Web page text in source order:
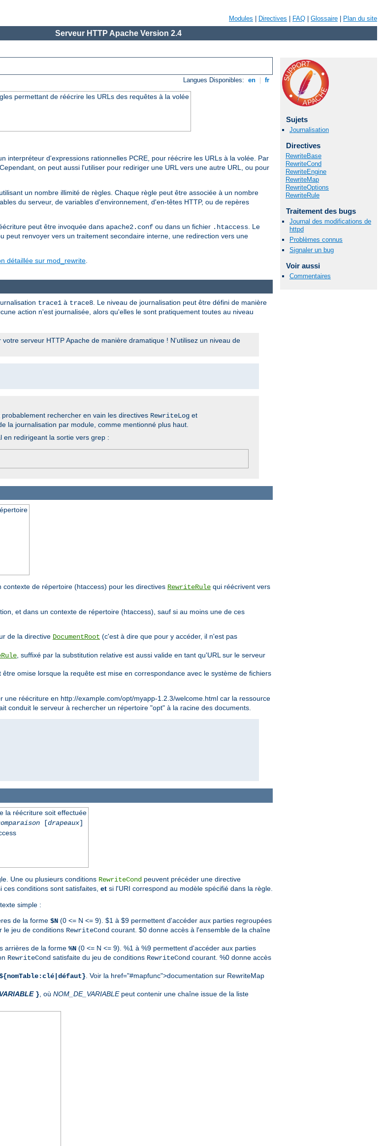
Modules Directives FAQ Glossaire Plan du site
Serveur HTTP Apache Version 2.4
Langues Disponibles: en fr
permettant de réécrire les URLs des requêtes à la volée
interpréteur d'expressions rationnelles PCRE, pour réécrire les URLs à la volée. Par
on peut aussi l'utiliser pour rediriger une URL vers une autre URL, ou pour
un nombre illimité de règles. Chaque règle peut être associée à un nombre
du serveur, de variables d'environnement, d'en-têtes HTTP, ou de repères
peut être invoquée dans apache2.conf ou dans un fichier .htaccess. Le
renvoyer vers un traitement secondaire interne, une redirection vers une
détaillée sur mod_rewrite.
Sujets
Journalisation
Directives
RewriteBase
RewriteCond
RewriteEngine
RewriteMap
RewriteOptions
RewriteRule
Traitement des bugs
Journal des modifications de
httpd
Problèmes connus
Signaler un bug
Voir aussi
Commentaires
trace1 à trace8 . Le niveau de journalisation peut être défini de manière
action n'est journalisée, alors qu'elles le sont pratiquement toutes au niveau
votre serveur HTTP Apache de manière dramatique ! N'utilisez un niveau de
probablement rechercher en vain les directives RewriteLog et
la journalisation par module, comme mentionné plus haut.
en redirigeant la sortie vers grep :
de répertoire (htaccess) pour les directives RewriteRule qui réécrivent vers
et dans un contexte de répertoire (htaccess), sauf si au moins une de ces
de la directive DocumentRoot (c'est à dire que pour y accéder, il n'est pas
, suffixé par la substitution relative est aussi valide en tant qu'URL sur le serveur
omise lorsque la requête est mise en correspondance avec le système de fichiers
une réécriture en http://example.com/opt/myapp-1.2.3/welcome.html car la ressource
conduit le serveur à rechercher un répertoire "opt" à la racine des documents.
la réécriture soit effectuée
[drapeaux]
Une ou plusieurs conditions RewriteCond peuvent précéder une directive
conditions sont satisfaites, et si l'URI correspond au modèle spécifié dans la règle.
simple :
de la forme $N (0 <= N <= 9). $1 à $9 permettent d'accéder aux parties regroupées
le jeu de conditions RewriteCond courant. $0 donne accès à l'ensemble de la chaîne
arrières de la forme %N (0 <= N <= 9). %1 à %9 permettent d'accéder aux parties
RewriteCond satisfaite du jeu de conditions RewriteCond courant. %0 donne accès
. Voir la href="#mapfunc">documentation sur RewriteMap
} , où NOM_DE_VARIABLEpeut contenir une chaîne issue de la liste